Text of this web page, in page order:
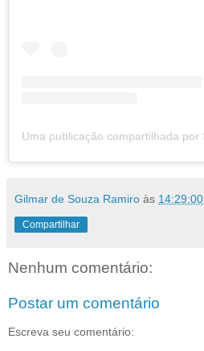
Gilmar de Souza Ramiro às 14:29:00
Compartilhar
Nenhum comentário:
Postar um comentário
Escreva seu comentário: